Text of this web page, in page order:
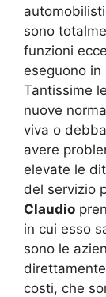
sono
funzioni
eseguono
Tantissime
nuove
viva o
avere
elevate le
del servizio
Claudio
in cui esso
sono le
costi, che